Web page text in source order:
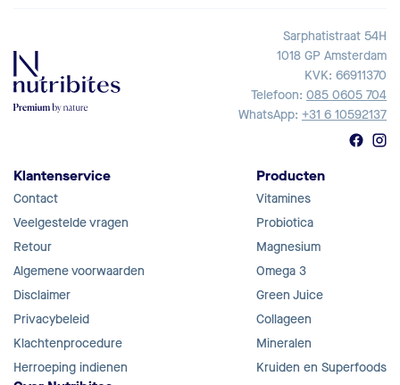
Sarphatistraat 54H
1018 GP Amsterdam
KVK: 66911370
Telefoon: 085 0605 704
WhatsApp: +31 6 10592137
Klantenservice
Contact
Veelgestelde vragen
Retour
Algemene voorwaarden
Disclaimer
Privacybeleid
Klachtenprocedure
Herroeping indienen
Producten
Vitamines
Probiotica
Magnesium
Omega 3
Green Juice
Collageen
Mineralen
Kruiden en Superfoods